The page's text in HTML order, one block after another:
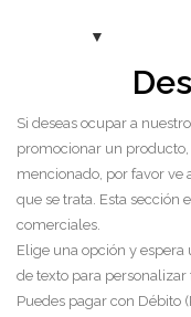
Si deseas ocupar a
promocionar un producto,
mencionado, por favor ve
que se trata. Esta sección
comerciales.
Elige una opción y espera
de texto para personalizar
Puedes pagar con Débito